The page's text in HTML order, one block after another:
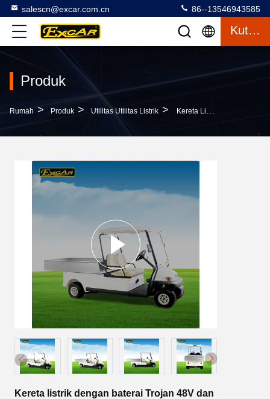
salescn@excar.com.cn 86--13546943585
Kutipan
Produk
Rumah > Produk > Utilitas Utilitas Listrik > Kereta Listrik Dengan Baterai Trojan 48V Dan Kapasitas Beban 600 Kg Cocok Untuk Aplikasi Hotel Dan Klub Golf
Kereta listrik dengan baterai Trojan 48V dan